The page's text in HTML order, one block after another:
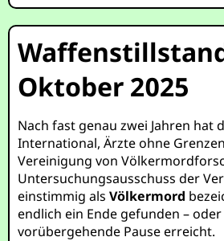
Oktober 2025
Nach fast genau zwei Jahren hat
International, Ärzte ohne
Vereinigung von
Untersuchungsausschuss der
einstimmig alsVölkermord
endlich ein Ende gefunden –
vorübergehende Pause erreicht.